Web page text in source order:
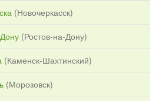
(Новочеркасск)
(Ростов-на-Дону)
(Каменск-Шахтинский)
(Морозовск)